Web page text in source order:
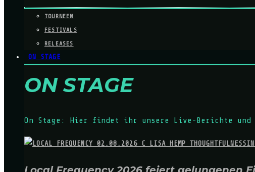
TOURNEEN
FESTIVALS
RELEASES
ON STAGE
ON STAGE
On Stage: Hier findet ihr unsere Live-Berichte